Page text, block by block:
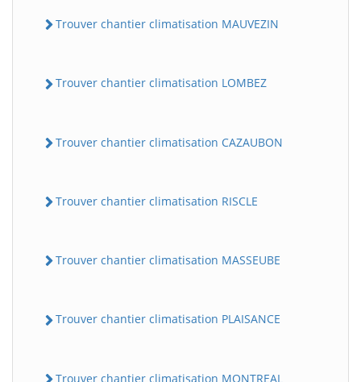
Trouver chantier climatisation MAUVEZIN
Trouver chantier climatisation LOMBEZ
Trouver chantier climatisation CAZAUBON
Trouver chantier climatisation RISCLE
Trouver chantier climatisation MASSEUBE
Trouver chantier climatisation PLAISANCE
Trouver chantier climatisation MONTREAL